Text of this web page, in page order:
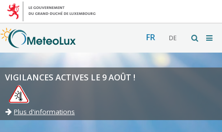
FR DE
VIGILANCES ACTIVES LE 9 AOÛT !
Plus d'informations